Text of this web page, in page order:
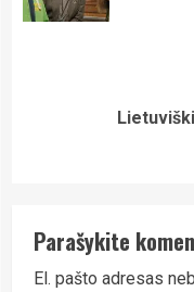
Parašykite
El. pašto adresas